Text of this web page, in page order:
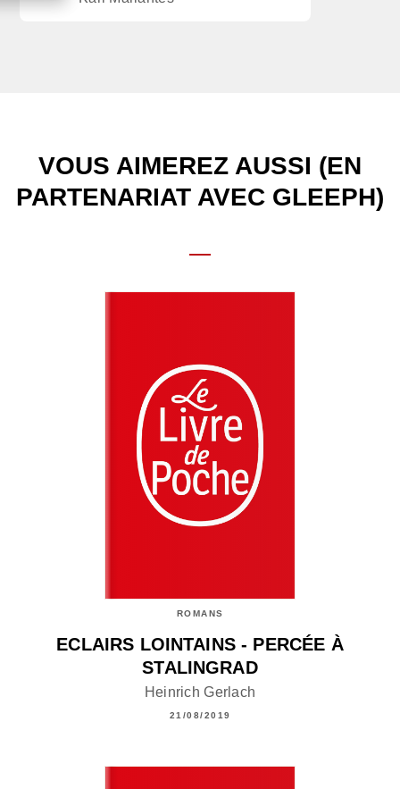
VOUS AIMEREZ AUSSI (EN
PARTENARIAT AVEC GLEEPH)
ROMANS
ECLAIRS LOINTAINS - PERCÉE À
STALINGRAD
Heinrich Gerlach
21/08/2019